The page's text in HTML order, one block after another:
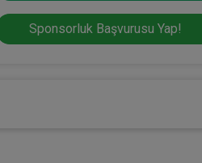
Sponsorluk Başvurusu Yap!